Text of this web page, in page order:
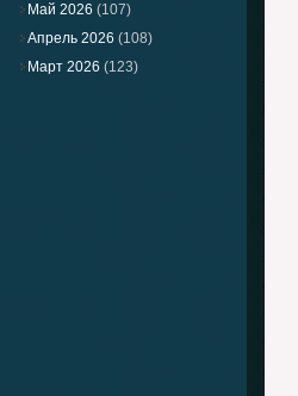
Май 2026 (107)
Апрель 2026 (108)
Март 2026 (123)